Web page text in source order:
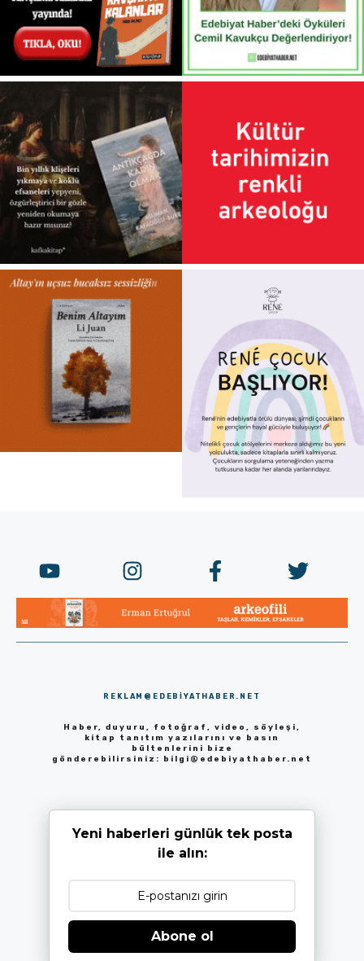
REKLAM@EDEBIYATHABER.NET
Haber, duyuru, fotoğraf, video, söyleşi,
kitap tanıtım yazılarını ve basın
bültenlerini bize
gönderebilirsiniz: bilgi@edebiyathaber.net
Yeni haberleri günlük tek posta
ile alın:
Abone ol